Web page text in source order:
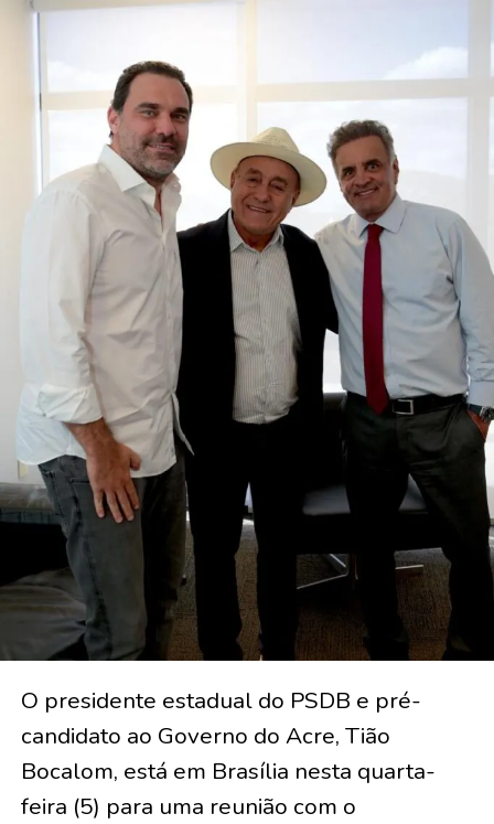
O presidente estadual do PSDB e pré-
candidato ao Governo do Acre, Tião
Bocalom, está em Brasília nesta quarta-
feira (5) para uma reunião com o